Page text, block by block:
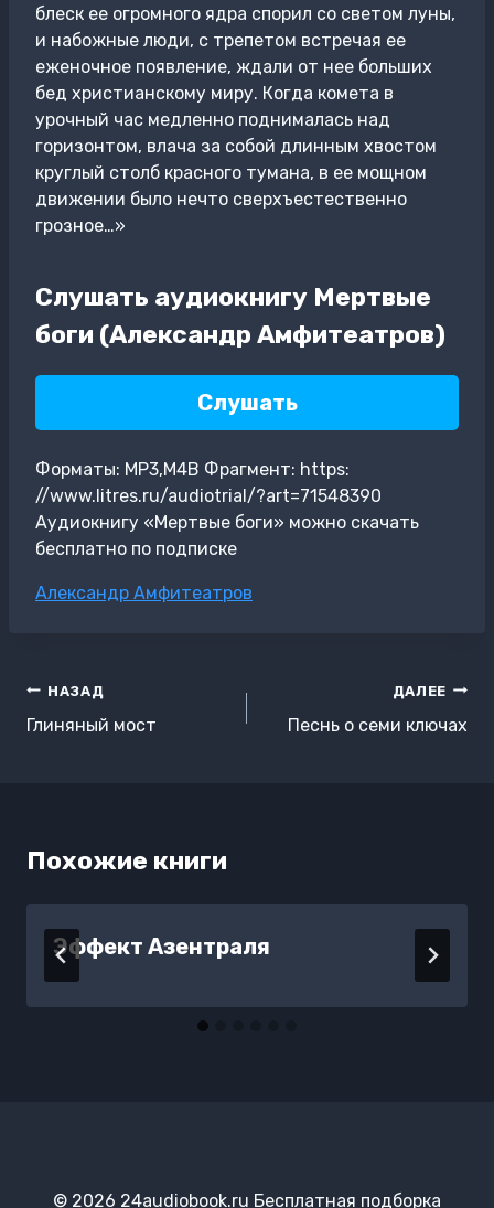
блеск ее огромного ядра спорил со светом луны,
и набожные люди, с трепетом встречая ее
еженочное появление, ждали от нее больших
бед христианскому миру. Когда комета в
урочный час медленно поднималась над
горизонтом, влача за собой длинным хвостом
круглый столб красного тумана, в ее мощном
движении было нечто сверхъестественно
грозное…»
Слушать аудиокнигу Мертвые
боги (Александр Амфитеатров)
Слушать
Форматы: MP3,M4B Фрагмент: https:
//www.litres.ru/audiotrial/?art=71548390
Аудиокнигу «Мертвые боги» можно скачать
бесплатно по подписке
Метки
Александр Амфитеатров
Навигация
по
НАЗАД
Глиняный мост
ДАЛЕЕ
Песнь о семи ключах
Похожие книги
Эффект Азентраля
© 2026 24audiobook.ru Бесплатная подборка